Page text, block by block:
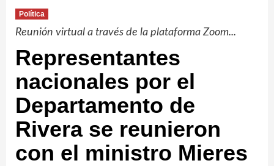
Política
Reunión virtual a través de la plataforma Zoom...
Representantes
nacionales por el
Departamento de
Rivera se reunieron
con el ministro Mieres